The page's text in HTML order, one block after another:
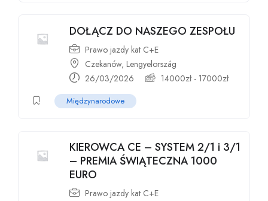
DOŁĄCZ DO NASZEGO ZESPOŁU
Prawo jazdy kat C+E
Czekanów, Lengyelország
26/03/2026
14000zł- 17000zł
Międzynarodowe
KIEROWCA CE – SYSTEM 2/1 i 3/1
– PREMIA ŚWIĄTECZNA 1000
EURO
Prawo jazdy kat C+E